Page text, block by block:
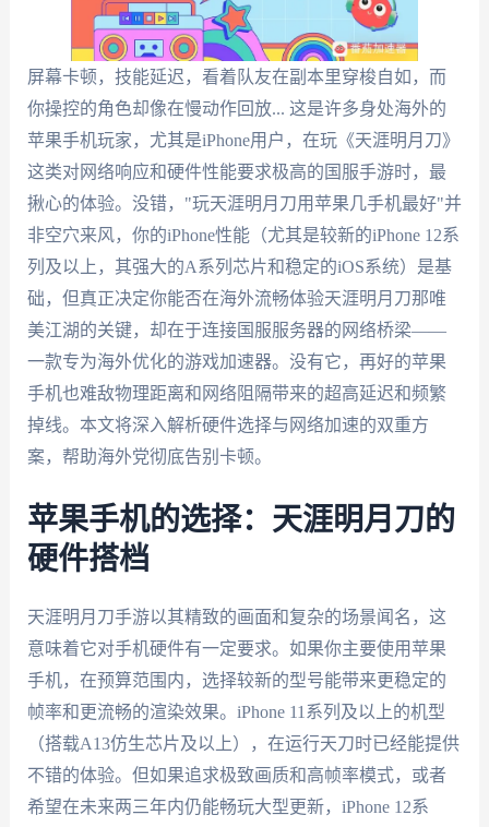
屏幕卡顿，技能延迟，看着队友在副本里穿梭自如，而
你操控的角色却像在慢动作回放... 这是许多身处海外的
苹果手机玩家，尤其是iPhone用户，在玩《天涯明月刀》
这类对网络响应和硬件性能要求极高的国服手游时，最
揪心的体验。没错，"玩天涯明月刀用苹果几手机最好"并
非空穴来风，你的iPhone性能（尤其是较新的iPhone 12系
列及以上，其强大的A系列芯片和稳定的iOS系统）是基
础，但真正决定你能否在海外流畅体验天涯明月刀那唯
美江湖的关键，却在于连接国服服务器的网络桥梁——
一款专为海外优化的游戏加速器。没有它，再好的苹果
手机也难敌物理距离和网络阻隔带来的超高延迟和频繁
掉线。本文将深入解析硬件选择与网络加速的双重方
案，帮助海外党彻底告别卡顿。
苹果手机的选择：天涯明月刀的
硬件搭档
天涯明月刀手游以其精致的画面和复杂的场景闻名，这
意味着它对手机硬件有一定要求。如果你主要使用苹果
手机，在预算范围内，选择较新的型号能带来更稳定的
帧率和更流畅的渲染效果。iPhone 11系列及以上的机型
（搭载A13仿生芯片及以上），在运行天刀时已经能提供
不错的体验。但如果追求极致画质和高帧率模式，或者
希望在未来两三年内仍能畅玩大型更新，iPhone 12系